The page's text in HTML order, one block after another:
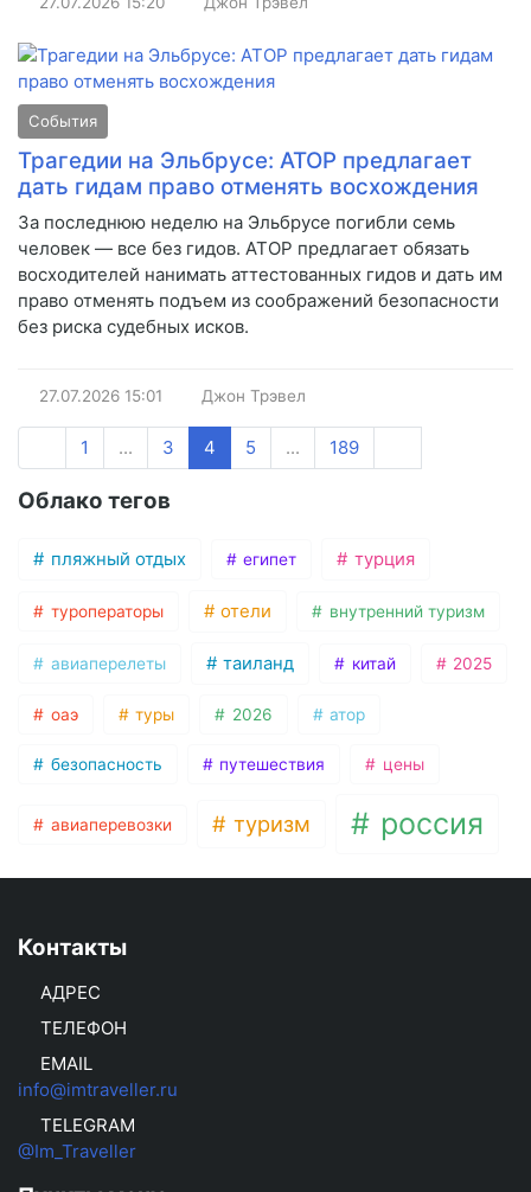
События
Трагедии на Эльбрусе: АТОР предлагает
дать гидам право отменять восхождения
За последнюю неделю на Эльбрусе погибли семь
человек — все без гидов. АТОР предлагает обязать
восходителей нанимать аттестованных гидов и дать им
право отменять подъем из соображений безопасности
без риска судебных исков.
27.07.2026 15:01 Джон Трэвел
1 ... 3 4 5 ... 189
Облако тегов
пляжный отдых египет турция
туроператоры отели внутренний туризм
авиаперелеты таиланд китай 2025
оаэ туры 2026 атор
безопасность путешествия цены
авиаперевозки туризм россия
Контакты
АДРЕС
ТЕЛЕФОН
EMAIL
info@imtraveller.ru
TELEGRAM
@Im_Traveller